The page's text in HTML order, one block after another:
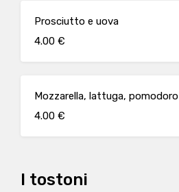
Prosciutto e uova
4.00 €
Mozzarella, lattuga, pomodoro
4.00 €
I tostoni